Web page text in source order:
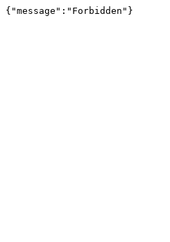
{"message":"Forbidden"}